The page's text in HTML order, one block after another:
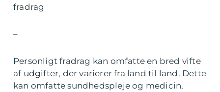
fradrag
–
Personligt fradrag kan omfatte en bred vifte
af udgifter, der varierer fra land til land. Dette
kan omfatte sundhedspleje og medicin,